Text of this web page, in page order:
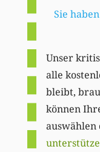
Sie
Unser
alle
bleibt,
können
auswählen